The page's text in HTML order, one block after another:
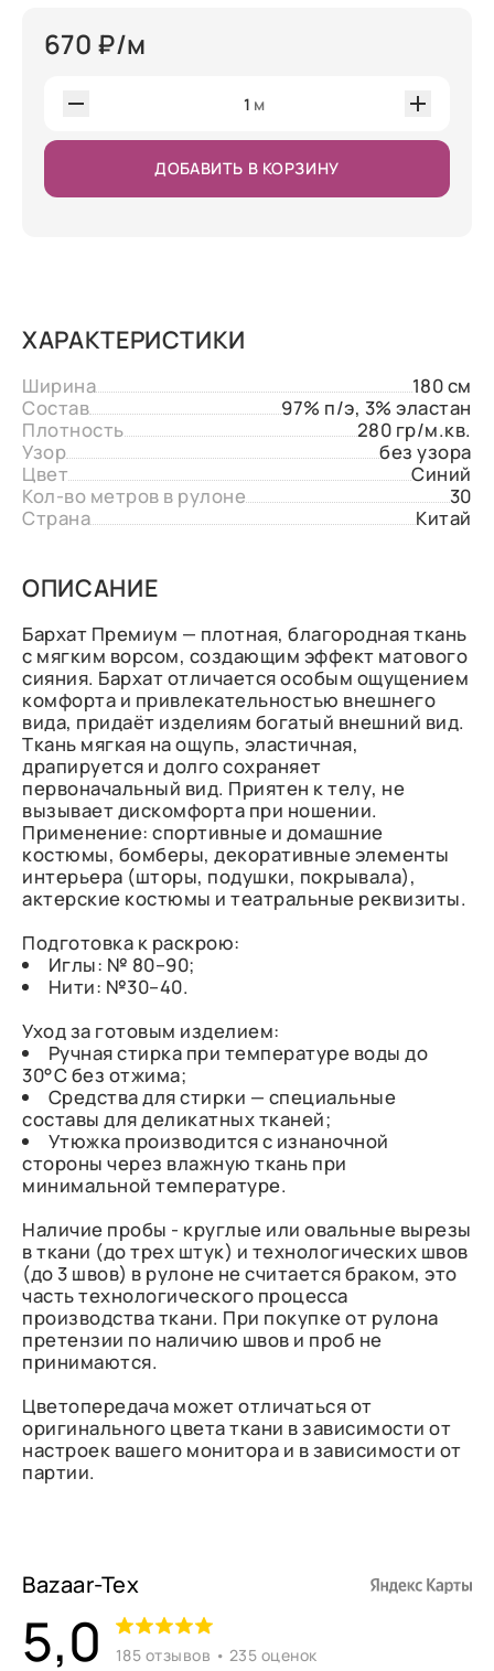
670 ₽/м
1 м
ДОБАВИТЬ В КОРЗИНУ
ХАРАКТЕРИСТИКИ
Ширина
180 см
Состав
97% п/э, 3% эластан
Плотность
280 гр/м.кв.
Узор
без узора
Цвет
Синий
Кол-во метров в рулоне
30
Страна
Китай
ОПИСАНИЕ
Бархат Премиум — плотная, благородная ткань
с мягким ворсом, создающим эффект матового
сияния. Бархат отличается особым ощущением
комфорта и привлекательностью внешнего
вида, придаёт изделиям богатый внешний вид.
Ткань мягкая на ощупь, эластичная,
драпируется и долго сохраняет
первоначальный вид. Приятен к телу, не
вызывает дискомфорта при ношении.
Применение: спортивные и домашние
костюмы, бомберы, декоративные элементы
интерьера (шторы, подушки, покрывала),
актерские костюмы и театральные реквизиты.
Подготовка к раскрою:
Иглы: № 80–90;
Нити: №30–40.
Уход за готовым изделием:
Ручная стирка при температуре воды до
30°C без отжима;
Средства для стирки — специальные
составы для деликатных тканей;
Утюжка производится с изнаночной
стороны через влажную ткань при
минимальной температуре.
Наличие пробы - круглые или овальные вырезы
в ткани (до трех штук) и технологических швов
(до 3 швов) в рулоне не считается браком, это
часть технологического процесса
производства ткани. При покупке от рулона
претензии по наличию швов и проб не
принимаются.
Цветопередача может отличаться от
оригинального цвета ткани в зависимости от
настроек вашего монитора и в зависимости от
партии.
Bazaar-Tex
5,0 185 отзывов • 235 оценок